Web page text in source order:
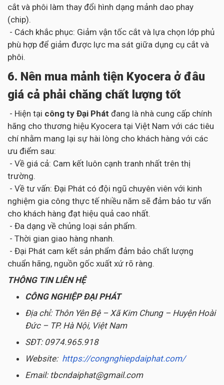
cắt và phôi làm thay đổi hình dạng mảnh dao phay
(chip).
- Cách khắc phục: Giảm vận tốc cắt và lựa chọn lớp phủ
phù hợp để giảm được lực ma sát giữa dụng cụ cắt và
phôi.
6. Nên mua mảnh tiện Kyocera ở đâu
giá cả phải chăng chất lượng tốt
- Hiện tại công ty Đại Phát đang là nhà cung cấp chính
hãng cho thương hiệu Kyocera tại Việt Nam với các tiêu
chí nhằm mang lại sự hài lòng cho khách hàng với các
ưu điểm sau:
- Về giá cả: Cam kết luôn cạnh tranh nhất trên thị
trường.
- Về tư vấn: Đại Phát có đội ngũ chuyên viên với kinh
nghiệm gia công thực tế nhiều năm sẽ đảm bảo tư vấn
cho khách hàng đạt hiệu quả cao nhất.
- Đa dạng về chủng loại sản phẩm.
- Thời gian giao hàng nhanh.
- Đại Phát cam kết sản phẩm đảm bảo chất lượng
chuẩn hãng, nguồn gốc xuất xứ rõ ràng.
THÔNG TIN LIÊN HỆ
CÔNG NGHIỆP ĐẠI PHÁT
Địa chỉ: Thôn Yên Bệ – Xã Kim Chung – Huyện Hoài
Đức – TP. Hà Nội, Việt Nam
SĐT: 0974.965.918
Website: https://congnghiepdaiphat.com/
Email: tbcndaiphat@gmail.com